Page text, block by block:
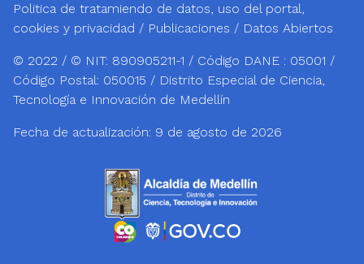
Politica de tratamiendo de datos, uso del portal,
cookies y privacidad / Publicaciones / Datos Abiertos
© 2022 / © NIT: 890905211-1 / Código DANE : 05001 /
Código Postal: 050015 / Distrito Especial de Ciencia,
Tecnología e Innovación de Medellín
Fecha de actualización: 9 de agosto de 2026